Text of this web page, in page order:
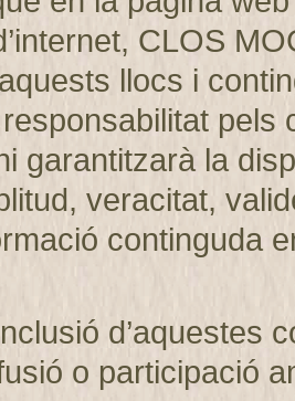
CLOS
llocs i
pels
garantitzarà la
veracitat,
continguda
d’aquestes
o participació